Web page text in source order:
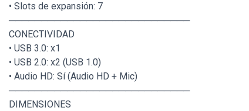
• Slots de expansión: 7
────────────────────────────
CONECTIVIDAD
• USB 3.0: x1
• USB 2.0: x2 (USB 1.0)
• Audio HD: Sí (Audio HD + Mic)
────────────────────────────
DIMENSIONES